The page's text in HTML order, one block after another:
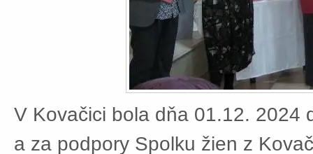
V Kovačici bola dňa 01.12. 2024
a za podpory Spolku žien z